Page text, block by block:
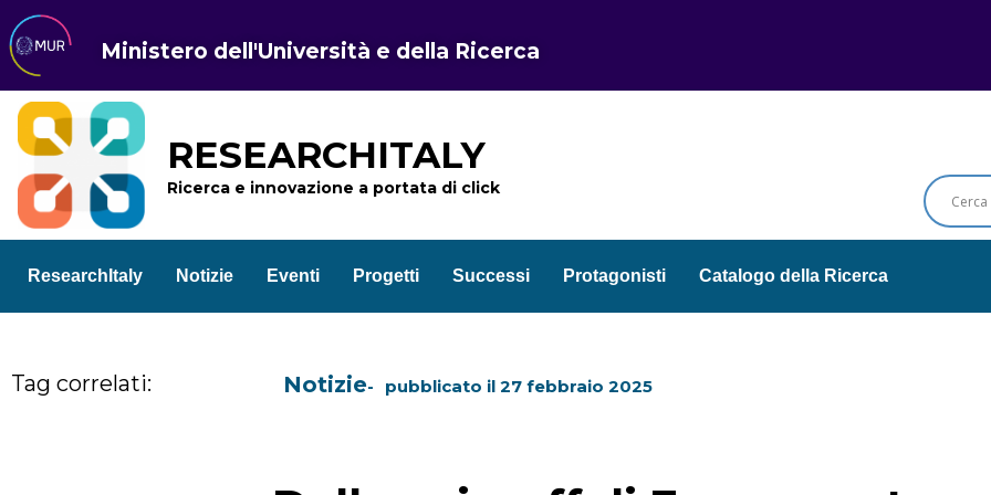
Ministero dell'Università e della Ricerca
RESEARCHITALY
Ricerca e innovazione a portata di click
ResearchItaly Notizie Eventi Progetti Successi Protagonisti Catalogo della Ricerca
Tag correlati: Notizie pubblicato il 27 febbraio 2025